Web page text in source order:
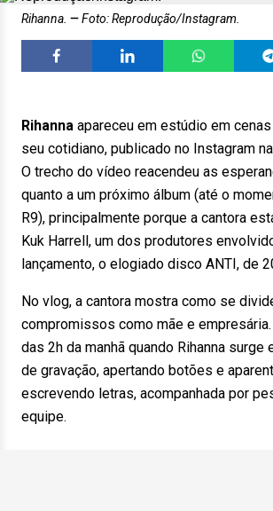
Rihanna. Foto: Reprodução/Instagram.
Rihanna apareceu em estúdio em
seu cotidiano, publicado no Instagram
O trecho do vídeo reacendeu as
quanto a um próximo álbum (até o
R9), principalmente porque a cantora
Kuk Harrell, um dos produtores
lançamento, o elogiado disco ANTI, de
No vlog, a cantora mostra como se
compromissos como mãe e
das 2h da manhã quando Rihanna surge
de gravação, apertando botões e
escrevendo letras, acompanhada por
equipe.